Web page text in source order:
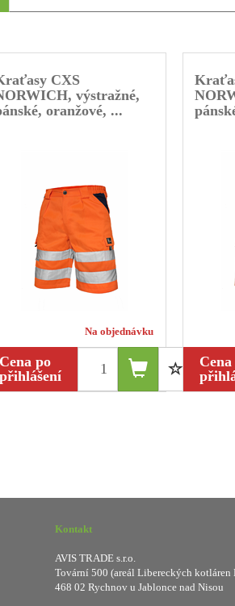
CXS
výstražné,
oranžové, ...
Na objednávku
Cena po
přihlášení
Kontakt
AVIS TRADE s.r.o.
Tovární 500 (areál Libereckých kotláren
468 02 Rychnov u Jablonce nad Nisou